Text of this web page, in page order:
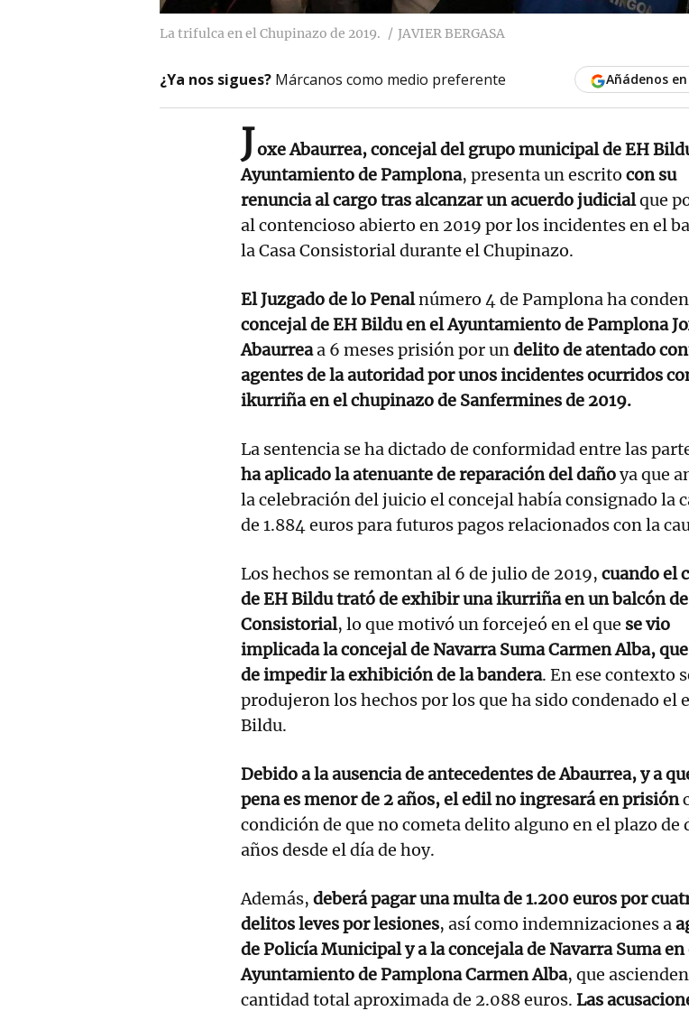
La trifulca en el Chupinazo de 2019. JAVIER BERGASA
¿Ya nos sigues? Márcanos como medio preferente Añádenos
Joxe Abaurrea, concejal del grupo municipal de EH
Ayuntamiento de Pamplona, presenta un escrito con su
renuncia al cargo tras alcanzar un acuerdo judicialque
al contencioso abierto en 2019 por los incidentes en el
la Casa Consistorial durante el Chupinazo.
El Juzgado de lo Penalnúmero 4 de Pamplona ha
concejal de EH Bildu en el Ayuntamiento de Pamplona
Abaurreaa 6 meses prisión por undelito de atentado
agentes de la autoridad por unos incidentes ocurridos
ikurriña en el chupinazo de Sanfermines de 2019.
La sentencia se ha dictado de conformidad entre las
ha aplicado la atenuante de reparación del dañoya que
la celebración del juicio el concejal había consignado la
de 1.884 euros para futuros pagos relacionados con la
Los hechos se remontan al 6 de julio de 2019, cuando el
de EH Bildu trató de exhibir una ikurriña en un balcón de
Consistorial, lo que motivó un forcejeó en el que se vio
implicada la concejal de Navarra Suma Carmen Alba,
de impedir la exhibición de la bandera. En ese contexto
produjeron los hechos por los que ha sido condenado el
Bildu.
Debido a la ausencia de antecedentes de Abaurrea, y a
pena es menor de 2 años, el edil no ingresará en prisión
condición de que no cometa delito alguno en el plazo de
años desde el día de hoy.
Además, deberá pagar una multa de 1.200 euros por
delitos leves por lesiones, así como indemnizaciones a
de Policía Municipal y a la concejala de Navarra Suma en
Ayuntamiento de Pamplona Carmen Alba, que
cantidad total aproximada de 2.088 euros. Las